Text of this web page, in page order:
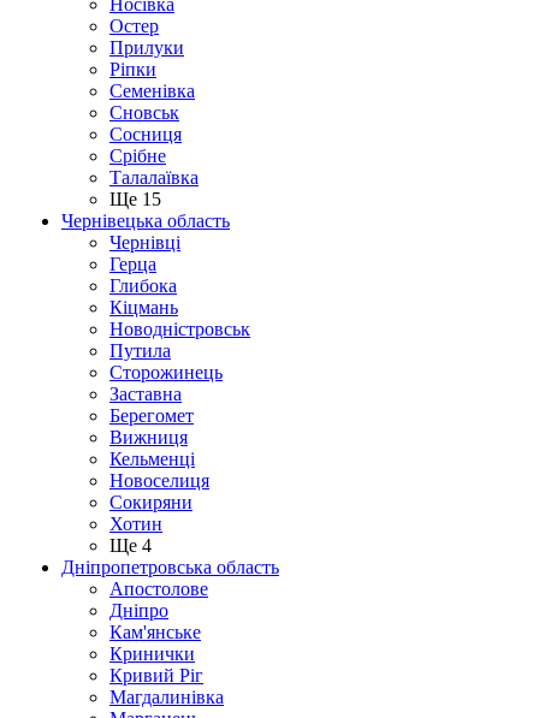
Носівка
Остер
Прилуки
Ріпки
Семенівка
Сновськ
Сосниця
Срібне
Талалаївка
Ще 15
Чернівецька область
Чернівці
Герца
Глибока
Кіцмань
Новодністровськ
Путила
Сторожинець
Заставна
Берегомет
Вижниця
Кельменці
Новоселиця
Сокиряни
Хотин
Ще 4
Дніпропетровська область
Апостолове
Дніпро
Кам'янське
Кринички
Кривий Ріг
Магдалинівка